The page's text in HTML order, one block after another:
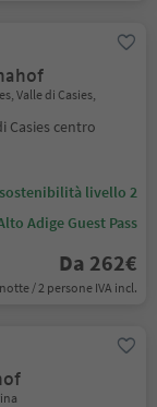
Valle di Casies,
Casies centro
livello 2
Adige Guest Pass
Da 262€
/ 2 persone IVA incl.